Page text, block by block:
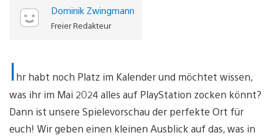
Dominik Zwingmann
Freier Redakteur
Ihr habt noch Platz im Kalender und möchtet wissen,
was ihr im Mai 2024 alles auf PlayStation zocken könnt?
Dann ist unsere Spielevorschau der perfekte Ort für
euch! Wir geben einen kleinen Ausblick auf das, was in